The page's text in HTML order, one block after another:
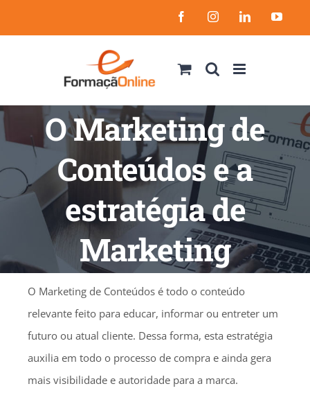
to
FacebookInstagramLinkedIn
O Marketing de
Conteúdos e a
estratégia de
Marketing
O Marketing de Conteúdos é todo o conteúdo
relevante feito para educar, informar ou entreter um
futuro ou atual cliente. Dessa forma, esta estratégia
auxilia em todo o processo de compra e ainda gera
mais visibilidade e autoridade para a marca.